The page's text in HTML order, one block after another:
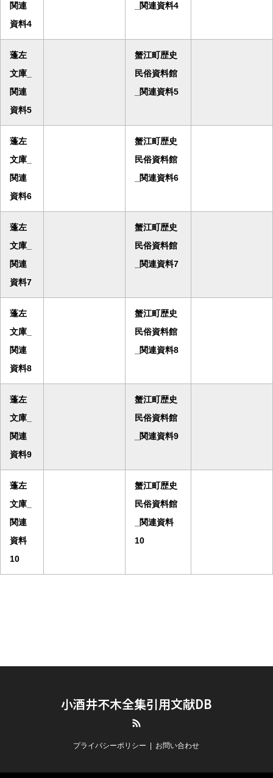
関連
資料4
_関連資料4
蓬左
文庫_
関連
資料5
蟹江町歴史
民俗資料館
_関連資料5
蓬左
文庫_
関連
資料6
蟹江町歴史
民俗資料館
_関連資料6
蓬左
文庫_
関連
資料7
蟹江町歴史
民俗資料館
_関連資料7
蓬左
文庫_
関連
資料8
蟹江町歴史
民俗資料館
_関連資料8
蓬左
文庫_
関連
資料9
蟹江町歴史
民俗資料館
_関連資料9
蓬左
文庫_
関連
資料
10
蟹江町歴史
民俗資料館
_関連資料
10
小酒井不木全集引用文献DB
プライバシーポリシー お問い合わせ